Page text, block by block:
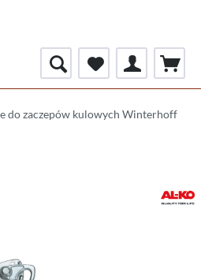
do zaczepów kulowych Winterhoff